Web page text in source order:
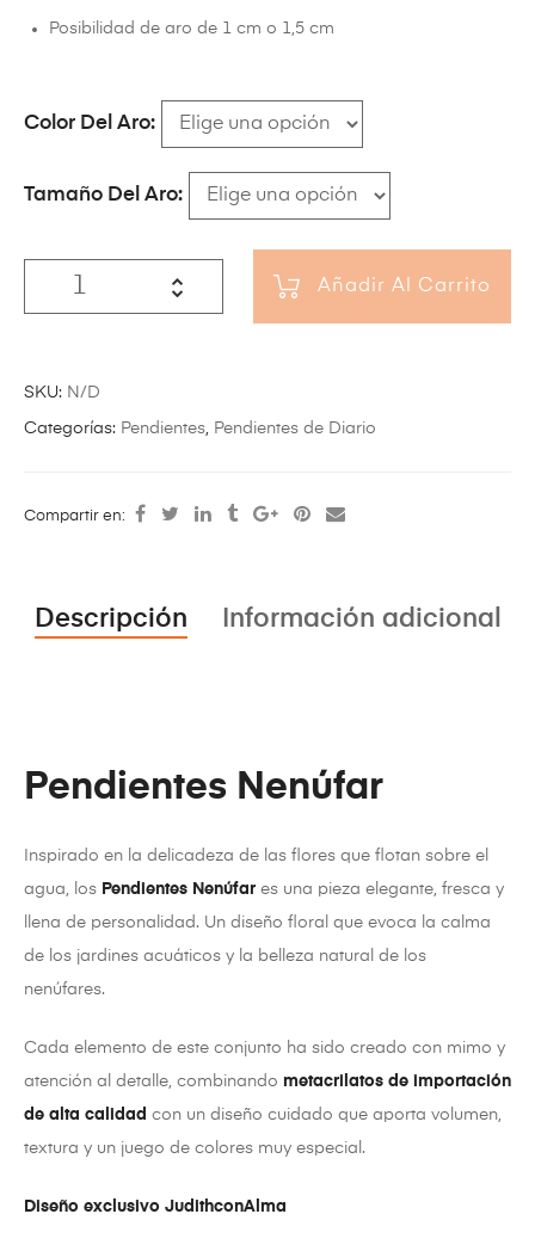
Posibilidad de aro de 1 cm o 1,5 cm
Color Del Aro
Tamaño Del Aro
Añadir Al Carrito
SKU: N/D
Categorías: Pendientes, Pendientes de Diario
Compartir en:
Descripción Información adicional
Pendientes Nenúfar
Inspirado en la delicadeza de las flores que flotan sobre el
agua, los Pendientes Nenúfar es una pieza elegante, fresca y
llena de personalidad. Un diseño floral que evoca la calma
de los jardines acuáticos y la belleza natural de los
nenúfares.
Cada elemento de este conjunto ha sido creado con mimo y
atención al detalle, combinando metacrilatos de importación
de alta calidad con un diseño cuidado que aporta volumen,
textura y un juego de colores muy especial.
Diseño exclusivo JudithconAlma